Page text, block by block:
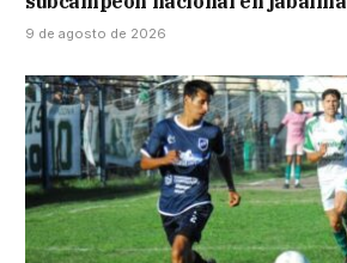
9 de agosto de 2026